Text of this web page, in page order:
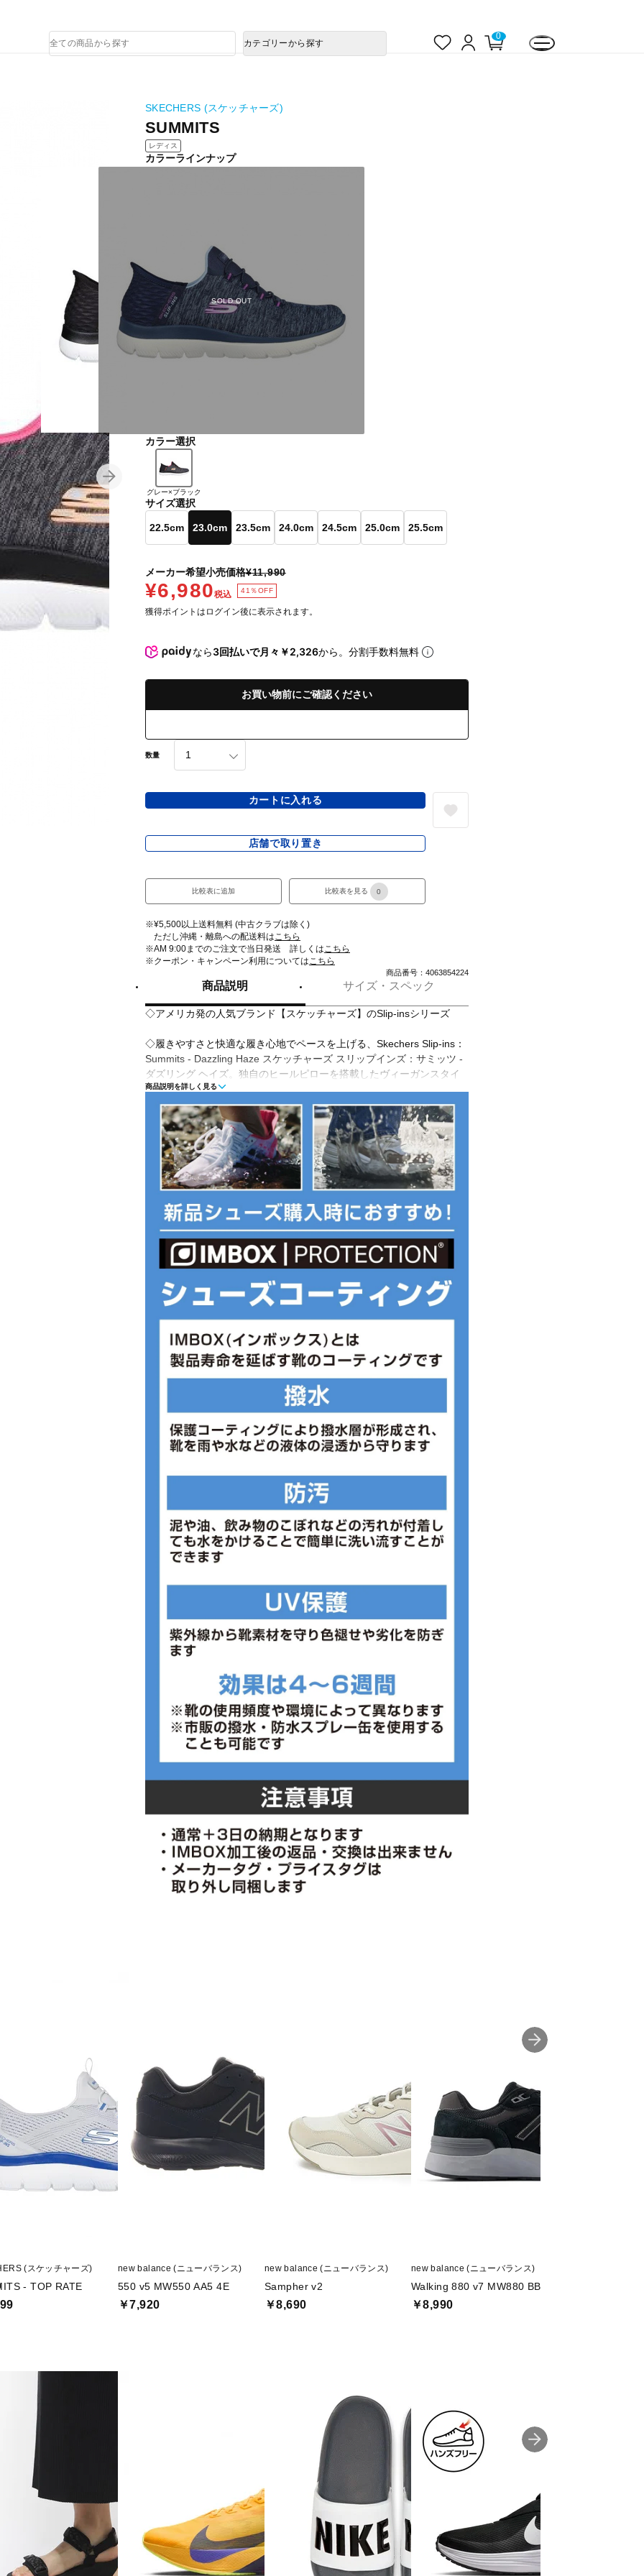
ロ
0
品
検
カテゴリーから探す
SKECHERS (スケッチャーズ)
SUMMITS
レディス
カラーラインナップ
SOLD OUT
カラー選択
グレー×ブラック
サイズ選択
22.5cm 23.0cm 23.5cm 24.0cm 24.5cm 25.0cm 25.5cm
メーカー希望小売価格¥11,990
¥6,980税込 41％OFF
獲得ポイントはログイン後に表示されます。
なら3回払いで月々￥2,326から。分割手数料無料
お買い物前にご確認ください
数量
カートに入れる
店舗で取り置き
比較表に追加 比較表を見る 0
※¥5,500以上送料無料 (中古クラブは除く)
ただし沖縄・離島への配送料はこちら
※AM 9:00までのご注文で当日発送 詳しくはこちら
※クーポン・キャンペーン利用についてはこちら
商品番号：4063854224
商品説明 サイズ・スペック
◇アメリカ発の人気ブランド【スケッチャーズ】のSlip-insシリーズ
◇履きやすさと快適な履き心地でペースを上げる、Skechers Slip-ins：
Summits - Dazzling Haze スケッチャーズ スリップインズ：サミッツ -
ダズリング ヘイズ。独自のヒールピローを搭載したヴィーガンスタイ
ルの一足です。ソフトなヘザージャージーニットのアッパーと固定スト
レッチレースを配し、クッション性のあるSkechers Air-Cooled
Memory Foam(スケッチャーズ エアクールドメモリーフォーム)のコン
フォートインソールを組み合わせました。
■カラー(メーカー表記)：
グレー×ブラック(BKMT：BLACK/MULTI)
■甲材(アッパー)：合成繊維+合成樹脂
■底材(ソール)：合成底
■ワイズ：4E
■片足重量：167g/23
■靴紐：ゴムヒモ
■生産国：ベトナム
■2024 Spring＆Summer モデル
※ワイズを確認の上お買い求め下さい。また、足のサイズは甲高、幅等
個人差がありますので、あくまで目安としてご判断ください。
や試着による若干の汚損がある場合がございます。初期不良以外、上記
の理由による返品交換は致しかねます。予めご了承いただけますようよ
ろしくお願いします。
※こちらの商品は店頭と在庫を共有しているためパッケージの一部破損
や試着による若干の汚損がある場合がございます。初期不良以外、上記
ろしくお願いします。
■メーカー型番：149937W
商品説明を詳しく見る
(スケッチャーズ)
- TOP RATE
new balance (ニューバランス)
550 v5 MW550 AA5 4E
￥7,920
new balance (ニューバランス)
Sampher v2
￥8,690
new balance (ニューバランス)
Walking 880 v7 MW880 BB7 4E
￥8,990